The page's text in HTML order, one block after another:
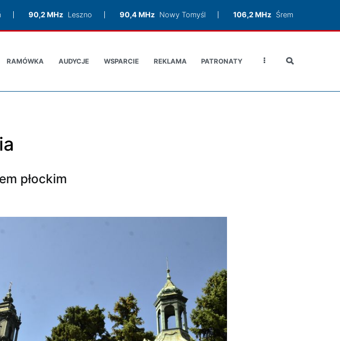
90,2 MHz Leszno 90,4 MHz Nowy Tomyśl 106,2 MHz Śrem
RAMÓWKA AUDYCJE WSPARCIE REKLAMA PATRONATY
płockim